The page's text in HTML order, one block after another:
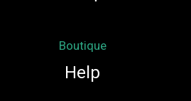
Boutique
Help